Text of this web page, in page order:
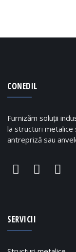
CONEDIL
Furnizăm soluții
la structuri metalice
antrepriză sau
SERVICII